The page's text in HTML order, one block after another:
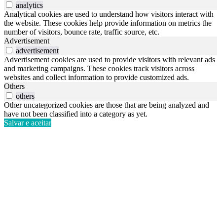
analytics
Analytical cookies are used to understand how visitors interact with
the website. These cookies help provide information on metrics the
number of visitors, bounce rate, traffic source, etc.
Advertisement
advertisement
Advertisement cookies are used to provide visitors with relevant ads
and marketing campaigns. These cookies track visitors across
websites and collect information to provide customized ads.
Others
others
Other uncategorized cookies are those that are being analyzed and
have not been classified into a category as yet.
Salvar e aceitar